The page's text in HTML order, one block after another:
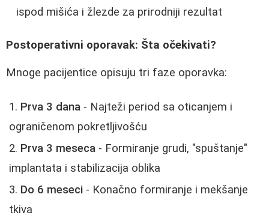
ispod mišića i žlezde za prirodniji rezultat
Postoperativni oporavak: Šta očekivati?
Mnoge pacijentice opisuju tri faze oporavka:
Prva 3 dana - Najteži period sa oticanjem i
ograničenom pokretljivošću
Prva 3 meseca - Formiranje grudi, "spuštanje"
implantata i stabilizacija oblika
Do 6 meseci - Konačno formiranje i mekšanje
tkiva